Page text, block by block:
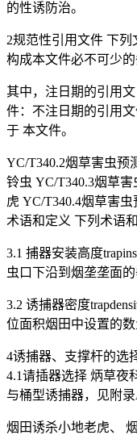
的性诱防治。
2规范性引用文件 下
构成本文件必不可少的
其中，注日期的引用
件：不注日期的引用
于 本文件。
YC/T340.2烟草害虫预
铃虫 YC/T340.3烟草
虎 YC/T340.4烟草害
术语和定义 下列术语
3.1 捕器安装高度
虫口下沿到烟垄垄面的
3.2 诱捕器密度
位面积烟田中设置的数
4诱捕器、支撑杆的选
4.1请插器选择 炳草夜
与桶型诱捕器，见附录
烟田诱杀小地老虎、